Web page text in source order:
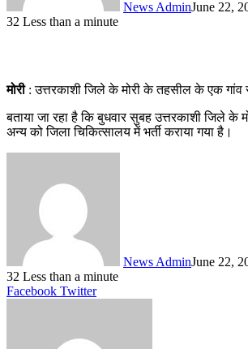
News AdminJune 22,
32 Less than a minute
मोरी : उत्तरकाशी जिले के मोरी के तहसील के एक गांव
बताया जा रहा है कि बुधवार सुबह उत्तरकाशी जिले
अन्य को जिला चिकित्सालय में भर्ती कराया गया है।
News AdminJune 22,
32 Less than a minute
Facebook TwitterLinkedIn
Tumblr
Pinterest
Reddit
VKontakte
Share
Print